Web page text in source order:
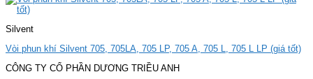
Silvent
Vòi phun khí Silvent 705, 705LA, 705 LP, 705 A, 705 L, 705 L LP (giá tốt)
CÔNG TY CỔ PHẦN DƯƠNG TRIỀU ANH